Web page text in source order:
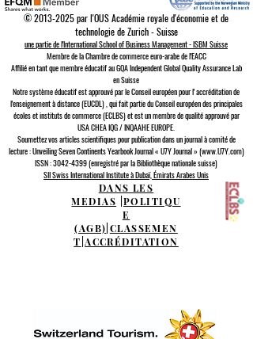
©2013-2025par l'OUS Académie royale d'économie et de
technologie de Zurich - Suisse
une partie de l'International School of Business Management - ISBM Suisse
Membre de la Chambre de commerce euro-arabe de l'EACC
Affilié en tant que membre éducatif au GQA Independent Global Quality Assurance Lab
en Suisse
Notre système éducatif est approuvé par leConseil européen pour l'accréditation de
l'enseignement à distance (EUCDL), qui fait partie duConseil européen des principales
écoles et instituts de commerce (ECLBS)et est un membre de qualité approuvé par
USA CHEA IQG / INQAAHE EUROPE.
Soumettez vos articles scientifiques pour publication dans un journal à comité de
lecture : Unveiling Seven Continents Yearbook Journal « U7Y Journal » (www.U7Y.com)
ISSN : 3042-4399 (enregistré par la Bibliothèque nationale suisse)
SII Swiss International Institute à Dubaï, Émirats Arabes Unis
DANS LES
MEDIAS
POLITIQU
E
(AGB) CLASSEMEN
T |ACCRÉDITATION